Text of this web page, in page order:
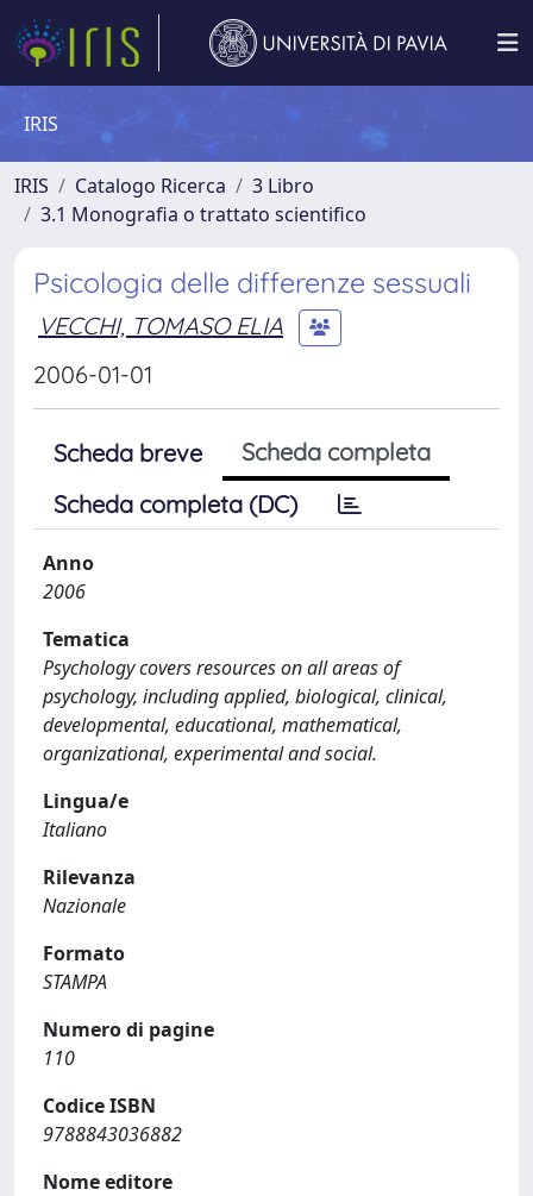
IRIS
IRIS Catalogo Ricerca
3 Libro
3.1 Monografia o trattato scientifico
Psicologia delle differenze sessuali
VECCHI, TOMASO ELIA
2006-01-01
Scheda breve
Scheda completa
Scheda completa (DC)
Anno
2006
Tematica
Psychology covers resources on all areas of
psychology, including applied, biological, clinical,
developmental, educational, mathematical,
organizational, experimental and social.
Lingua/e
Italiano
Rilevanza
Nazionale
Formato
STAMPA
Numero di pagine
110
Codice ISBN
9788843036882
Nome editore